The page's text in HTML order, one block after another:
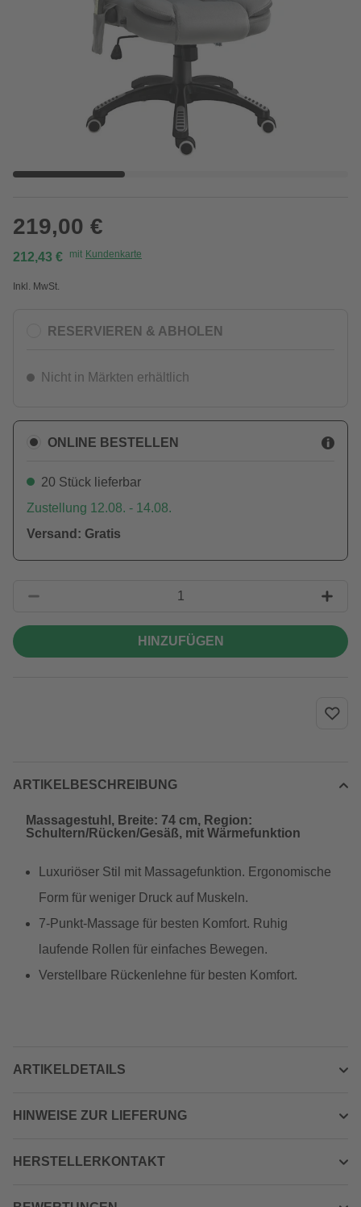
219,00 €
212,43 € mit Kundenkarte
Inkl. MwSt.
RESERVIEREN & ABHOLEN
Nicht in Märkten erhältlich
ONLINE BESTELLEN
20 Stück lieferbar
Zustellung 12.08. - 14.08.
Versand: Gratis
HINZUFÜGEN
ARTIKELBESCHREIBUNG
Massagestuhl, Breite: 74 cm, Region:
Schultern/Rücken/Gesäß, mit Wärmefunktion
Luxuriöser Stil mit Massagefunktion. Ergonomische
Form für weniger Druck auf Muskeln.
7-Punkt-Massage für besten Komfort. Ruhig
laufende Rollen für einfaches Bewegen.
Verstellbare Rückenlehne für besten Komfort.
ARTIKELDETAILS
HINWEISE ZUR LIEFERUNG
HERSTELLERKONTAKT